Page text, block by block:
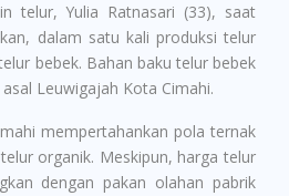
telur, Yulia Ratnasari (33), saat
dalam satu kali produksi telur
bebek. Bahan baku telur bebek
Leuwigajah Kota Cimahi.
mempertahankan pola ternak
organik. Meskipun, harga telur
dengan pakan olahan pabrik